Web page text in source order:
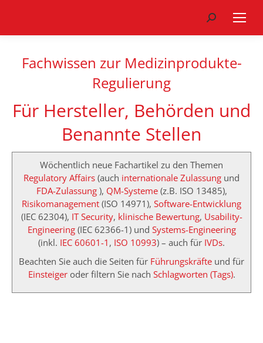
Search:
Fachwissen zur Medizinprodukte-
Regulierung
Für Hersteller, Behörden und
Benannte Stellen
Wöchentlich neue Fachartikel zu den Themen
Regulatory Affairs (auch internationale Zulassung und
FDA-Zulassung), QM-Systeme(z.B. ISO 13485),
Risikomanagement (ISO 14971), Software-Entwicklung
(IEC 62304), IT Security, klinische Bewertung, Usability-
Engineering(IEC 62366-1) und Systems-Engineering
(inkl. IEC 60601-1 , ISO 10993) – auch für IVDs.
Beachten Sie auch die Seiten für Führungskräfte und für
Einsteigeroder filtern Sie nach Schlagworten (Tags).